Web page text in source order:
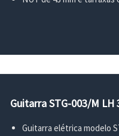
Guitarra STG-003/M
Guitarra elétrica modelo